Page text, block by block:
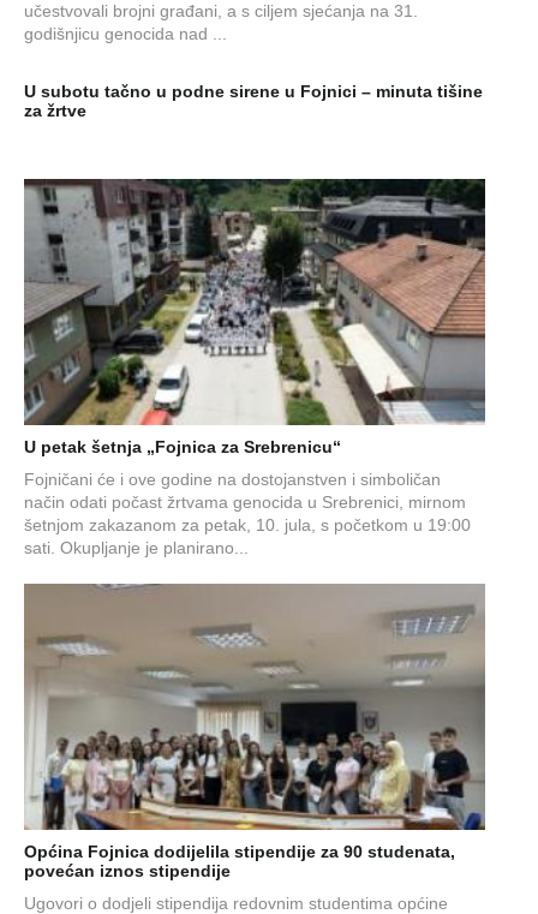
učestvovali brojni građani, a s ciljem sjećanja na 31.
godišnjicu genocida nad ...
U subotu tačno u podne sirene u Fojnici – minuta tišine
za žrtve
U petak šetnja „Fojnica za Srebrenicu“
Fojničani će i ove godine na dostojanstven i simboličan
način odati počast žrtvama genocida u Srebrenici, mirnom
šetnjom zakazanom za petak, 10. jula, s početkom u 19:00
sati. Okupljanje je planirano...
Općina Fojnica dodijelila stipendije za 90 studenata,
povećan iznos stipendije
Ugovori o dodjeli stipendija redovnim studentima općine